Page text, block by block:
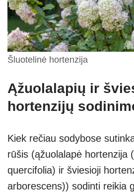
Šluotelinė hortenzija
Ąžuolalapių ir
hortenzijų
Kiek rečiau sodybose
rūšis (ąžuolalapė hortenzija
quercifolia) ir šviesioji
arborescens)) sodinti reikia